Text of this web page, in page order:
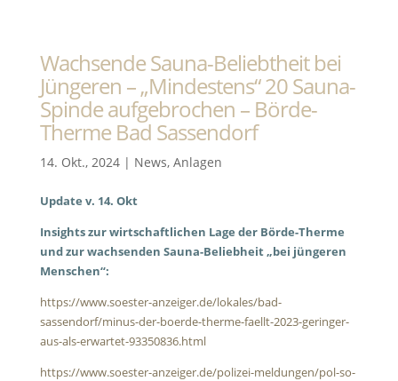
Wachsende Sauna-Beliebtheit bei
Jüngeren – „Mindestens“ 20 Sauna-
Spinde aufgebrochen – Börde-
Therme Bad Sassendorf
14. Okt., 2024| News, Anlagen
Update v. 14. Okt
Insights zur wirtschaftlichen Lage der Börde-Therme
und zur wachsenden Sauna-Beliebheit „bei jüngeren
Menschen“:
https://www.soester-anzeiger.de/lokales/bad-
sassendorf/minus-der-boerde-therme-faellt-2023-geringer-
aus-als-erwartet-93350836.html
https://www.soester-anzeiger.de/polizei-meldungen/pol-so-